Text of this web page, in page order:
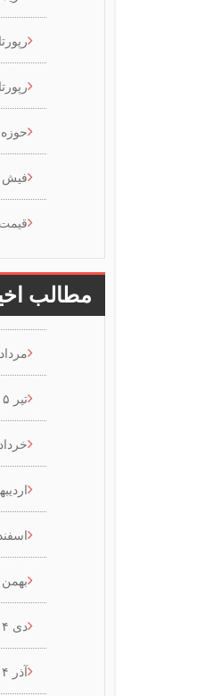
مطالب
مرداد ۱۴۰۵
تیر ۱۴۰۵
خرداد ۱۴۰۵
اسفند
بهمن ۱۴۰۴
دی ۱۴۰۴
آذر ۱۴۰۴